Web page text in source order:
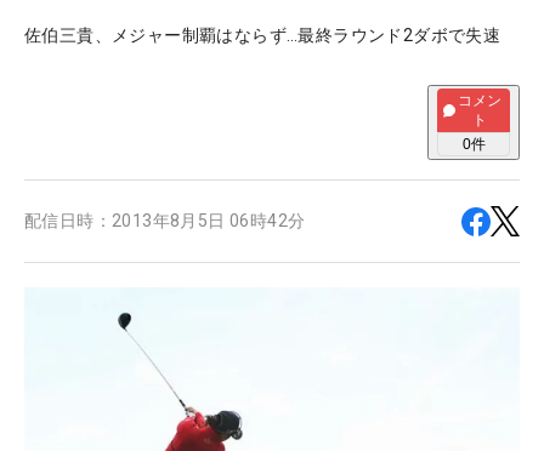
佐伯三貴、メジャー制覇はならず…最終ラウンド2ダボで失速
コメン
ト
0件
配信日時： 2013年8月5日 06時42分